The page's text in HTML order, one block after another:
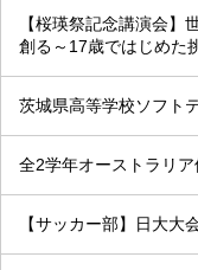
【桜瑛祭記念講演会】
創る～17歳ではじめた
茨城県高等学校ソフト
全2学年オーストラリ
【サッカー部】日大大